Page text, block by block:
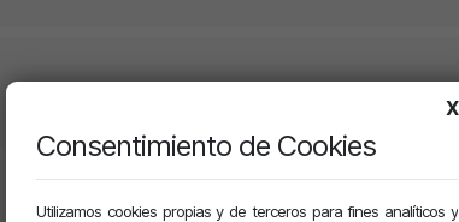
X
Consentimiento de Cookies
Utilizamos cookies propias y de terceros para fines analíticos y